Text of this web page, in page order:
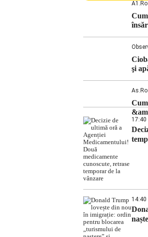
Centralei
se confruntă cu
perioade din
ultimii ani. Lipsa
A1.ro
şi
As.ro
17:40
14:40